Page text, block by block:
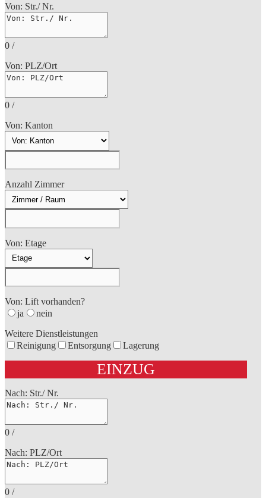
Von: Str./ Nr.
0 /
Von: PLZ/Ort
0 /
Von: Kanton
Anzahl Zimmer
Von: Etage
Von: Lift vorhanden?
ja
nein
Weitere Dienstleistungen
Reinigung
Entsorgung Lagerung
EINZUG
Nach: Str./ Nr.
0 /
Nach: PLZ/Ort
0 /